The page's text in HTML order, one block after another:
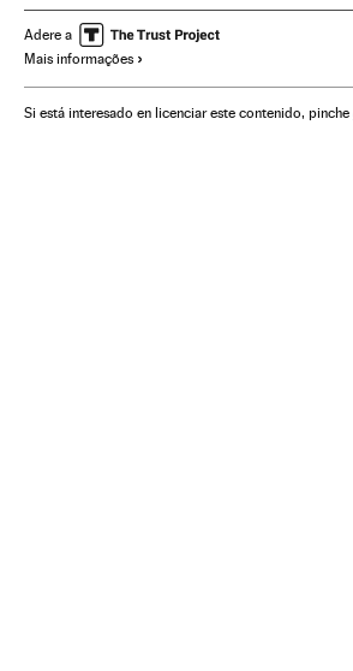
Ministério Saúde Jair Bolsonaro
Michelle Bolsonaro
João Doria Júnior São Paulo
Adere a
Mais informações
Si está interesado en licenciar este contenido, pinche